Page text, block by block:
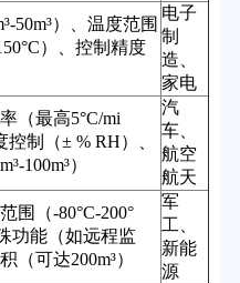
50m³）、温度范围
）、控制精度
电子
制
造、
家电
（最高5°C/mi
控制（± % RH）、
100m³）
汽
车、
航空
航天
围（-80°C-200°
功能（如远程监
（可达200m³）
军
工、
新能
源